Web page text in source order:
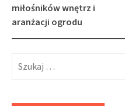
miłośników wnętrz i
aranżacji ogrodu